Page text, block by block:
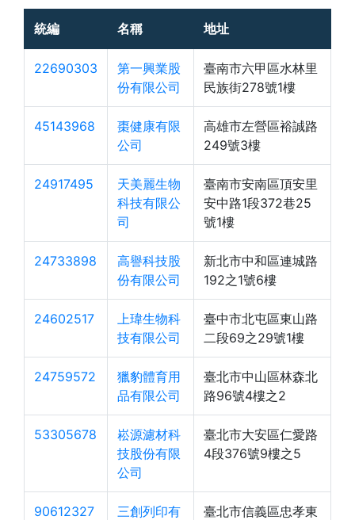
統編 名稱 地址
22690303
第一興業股
份有限公司
臺南市六甲區水林里
民族街278號1樓
45143968
棗健康有限
公司
高雄市左營區裕誠路
249號3樓
24917495
天美麗生物
科技有限公
司
臺南市安南區頂安里
安中路1段372巷25
號1樓
24733898
高譽科技股
份有限公司
新北市中和區連城路
192之1號6樓
24602517
上瑋生物科
技有限公司
臺中市北屯區東山路
二段69之29號1樓
24759572
獵豹體育用
品有限公司
臺北市中山區林森北
路96號4樓之2
53305678
崧源濾材科
技股份有限
公司
臺北市大安區仁愛路
4段376號9樓之5
90612327
三創列印有
臺北市信義區忠孝東